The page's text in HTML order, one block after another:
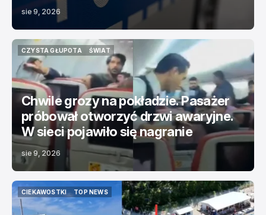
sie 9, 2026
CZYSTA GŁUPOTA
CZYSTA GŁUPOTA
ŚWIAT
ŚWIAT
Chwile grozy na pokładzie. Pasażer
próbował otworzyć drzwi awaryjne.
W sieci pojawiło się nagranie
sie 9, 2026
CIEKAWOSTKI
CIEKAWOSTKI
TOP NEWS
TOP NEWS